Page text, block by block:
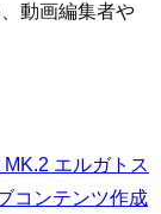
動画編集者や
エルガトス
コンテンツ作成